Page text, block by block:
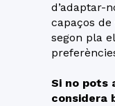
d’adaptar-
capaços
segon pla
Si no pots
considera